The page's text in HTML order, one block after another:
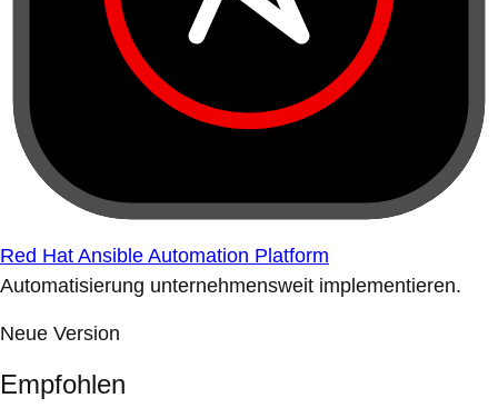
Red Hat Ansible Automation Platform
Automatisierung unternehmensweit implementieren.
Neue Version
Empfohlen